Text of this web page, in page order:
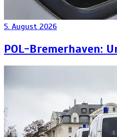
5. August 2026
POL-Bremerhaven: